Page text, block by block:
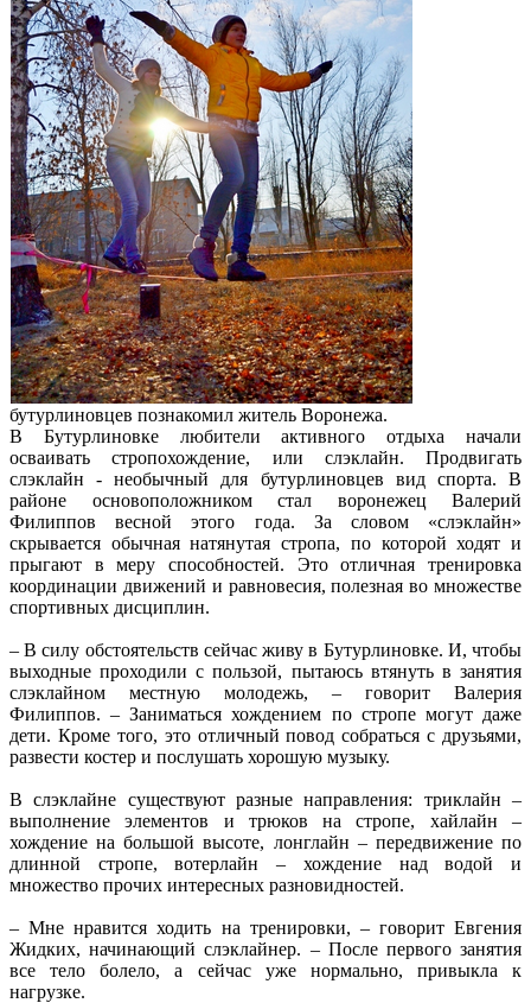
бутурлиновцев познакомил житель Воронежа.
В Бутурлиновке любители активного отдыха начали
осваивать стропохождение, или слэклайн. Продвигать
слэклайн - необычный для бутурлиновцев вид спорта. В
районе основоположником стал воронежец Валерий
Филиппов весной этого года. За словом «слэклайн»
скрывается обычная натянутая стропа, по которой ходят и
прыгают в меру способностей. Это отличная тренировка
координации движений и равновесия, полезная во множестве
спортивных дисциплин.
– В силу обстоятельств сейчас живу в Бутурлиновке. И, чтобы
выходные проходили с пользой, пытаюсь втянуть в занятия
слэклайном местную молодежь, – говорит Валерия
Филиппов. – Заниматься хождением по стропе могут даже
дети. Кроме того, это отличный повод собраться с друзьями,
развести костер и послушать хорошую музыку.
В слэклайне существуют разные направления: триклайн –
выполнение элементов и трюков на стропе, хайлайн –
хождение на большой высоте, лонглайн – передвижение по
длинной стропе, вотерлайн – хождение над водой и
множество прочих интересных разновидностей.
– Мне нравится ходить на тренировки, – говорит Евгения
Жидких, начинающий слэклайнер. – После первого занятия
все тело болело, а сейчас уже нормально, привыкла к
нагрузке.